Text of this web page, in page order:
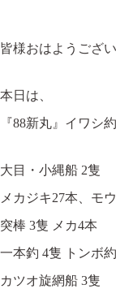
皆様おはようござ
本日は、
『88新丸』イワシ
大目・小縄船 2隻
メカジキ27本、モ
突棒 3隻 メカ4本
一本釣 4隻 トンボ
カツオ旋網船 3隻